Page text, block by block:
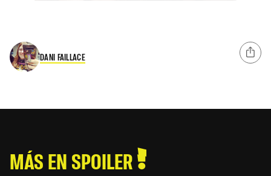
DANI FAILLACE
MÁS EN SPOILER